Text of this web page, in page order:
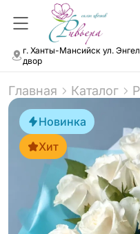
г. Ханты-Мансийск ул.
двор
Главная Каталог
Новинка
Хит